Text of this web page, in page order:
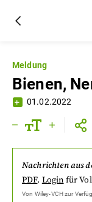
Meldung
Bienen,
01.02.2022
Nachrichten aus
PDF. Login für
Von Wiley-VCHzur